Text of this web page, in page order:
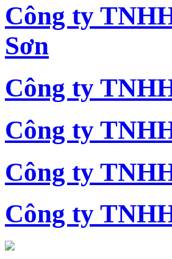
Công ty
Sơn
Công ty
Công ty
Công ty
Công ty